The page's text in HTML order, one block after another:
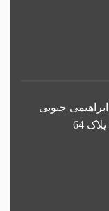
جنوبی
64